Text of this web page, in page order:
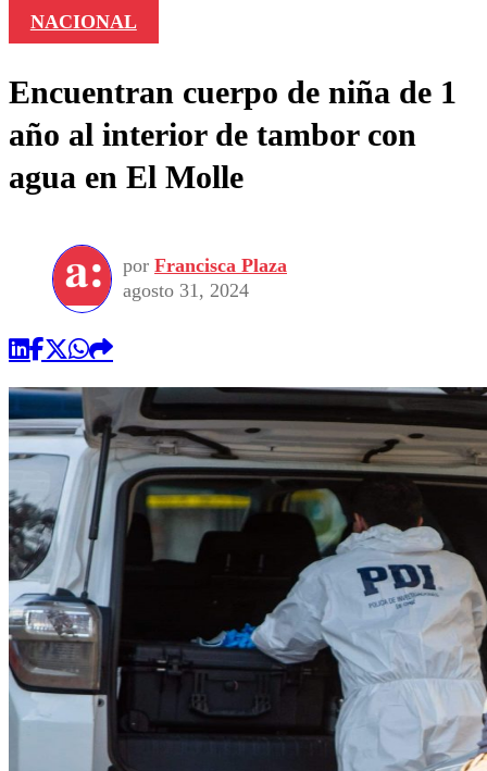
NACIONAL
Encuentran cuerpo de niña de 1
año al interior de tambor con
agua en El Molle
por Francisca Plaza
agosto 31, 2024